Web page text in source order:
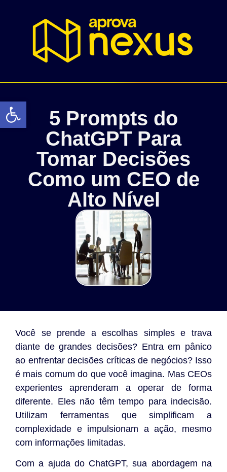
Abrir a barra de ferramentas
5 Prompts do
ChatGPT Para
Tomar Decisões
Como um CEO de
Alto Nível
Você se prende a escolhas simples e trava
diante de grandes decisões? Entra em pânico
ao enfrentar decisões críticas de negócios? Isso
é mais comum do que você imagina. Mas CEOs
experientes aprenderam a operar de forma
diferente. Eles não têm tempo para indecisão.
Utilizam ferramentas que simplificam a
complexidade e impulsionam a ação, mesmo
com informações limitadas.
Com a ajuda do ChatGPT, sua abordagem na